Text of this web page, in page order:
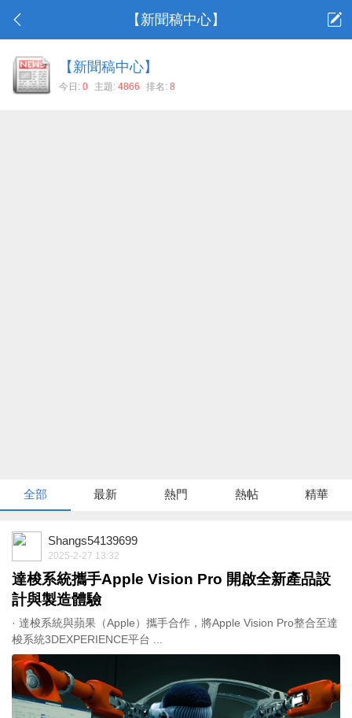
【新聞稿中心】
【新聞稿中心】
今日: 0 主題: 4866 排名: 8
全部 最新 熱門 熱帖 精華
Shangs54139699
2025-2-27 13:32
達梭系統攜手Apple Vision Pro 開啟全新產品設
計與製造體驗
· 達梭系統與蘋果（Apple）攜手合作，將Apple Vision Pro整合至達
梭系統3DEXPERIENCE平台 ...